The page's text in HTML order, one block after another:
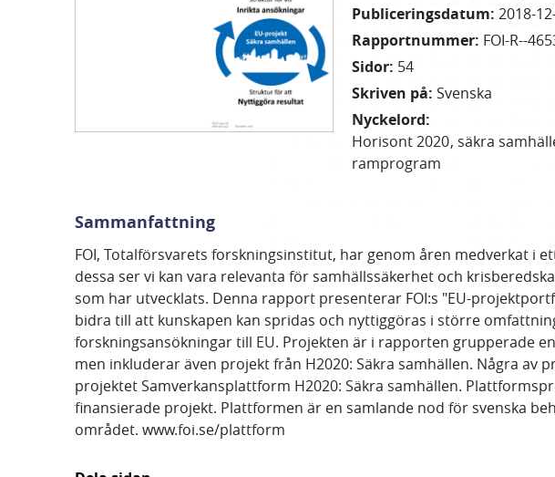
Publiceringsdatum: 2018-
Rapportnummer: FOI-R--
Sidor: 54
Skriven på: Svenska
Nyckelord:
Horisont 2020 säkra
ramprogram
Sammanfattning
FOI, Totalförsvarets forskningsinstitut, har genom åren medverkat i
dessa ser vi kan vara relevanta för samhällssäkerhet och
som har utvecklats. Denna rapport presenterar FOI:s "EU-
bidra till att kunskapen kan spridas och nyttiggöras i större
forskningsansökningar till EU. Projekten är i rapporten grupperade
men inkluderar även projekt från H2020: Säkra samhällen. Några
projektet Samverkansplattform H2020: Säkra samhällen.
finansierade projekt. Plattformen är en samlande nod för svenska
området. www.foi.se/plattform